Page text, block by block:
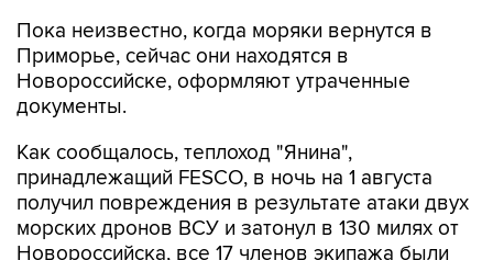
Пока неизвестно, когда моряки вернутся в
Приморье, сейчас они находятся в
Новороссийске, оформляют утраченные
документы.
Как сообщалось, теплоход "Янина",
принадлежащий FESCO, в ночь на 1 августа
получил повреждения в результате атаки двух
морских дронов ВСУ и затонул в 130 милях от
Новороссийска, все 17 членов экипажа были